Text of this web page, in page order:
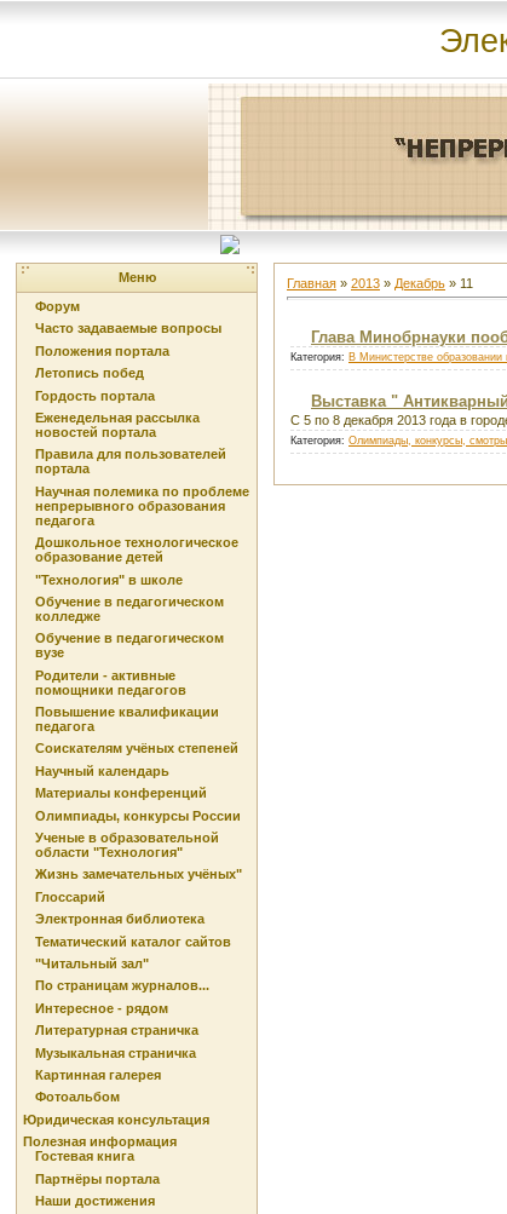
Меню
Форум
Часто задаваемые вопросы
Положения портала
Летопись побед
Гордость портала
Еженедельная рассылка
новостей портала
Правила для пользователей
портала
Научная полемика по проблеме
непрерывного образования
педагога
Дошкольное технологическое
образование детей
"Технология" в школе
Обучение в педагогическом
колледже
Обучение в педагогическом
вузе
Родители - активные
помощники педагогов
Повышение квалификации
педагога
Соискателям учёных степеней
Научный календарь
Материалы конференций
Олимпиады, конкурсы России
Ученые в образовательной
области "Технология"
Жизнь замечательных учёных"
Глоссарий
Электронная библиотека
Тематический каталог сайтов
"Читальный зал"
По страницам журналов...
Интересное - рядом
Литературная страничка
Музыкальная страничка
Картинная галерея
Фотоальбом
Юридическая консультация
Полезная информация
Гостевая книга
Партнёры портала
Наши достижения
Главная » 2013 » Декабрь » 11
Глава Минобрнауки
Категория: В Министерстве образовании
Выставка "
С 5 по 8 декабря 2013 года в
Категория: Олимпиады, конкурсы,